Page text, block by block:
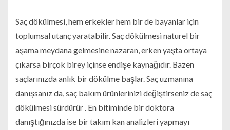
Saç dökülmesi, hem erkekler hem bir de bayanlar için
toplumsal utanç yaratabilir. Saç dökülmesi naturel bir
aşama meydana gelmesine nazaran, erken yaşta ortaya
çıkarsa birçok birey içinse endişe kaynağıdır. Bazen
saçlarınızda anlık bir dökülme başlar. Saç uzmanına
danışsanız da, saç bakım ürünlerinizi değiştirseniz de saç
dökülmesi sürdürür . En bitiminde bir doktora
danıştığınızda ise bir takım kan analizleri yapmayı